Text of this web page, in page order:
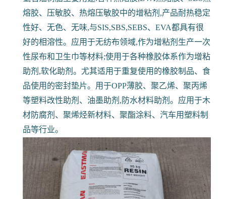
C5加氢石油树脂是以裂解碳五馏分为原料,由碳五组
分中的双烯烃和单烯烃等组分经阳离子聚合、水洗、
脱溶、汽提、氢化、造粒而成的热塑性水白色石油树
脂。属于高品质、多用途的水白色增粘树脂。碳五加
氢石油树脂主要用途:各种热熔胶,EVA热熔胶、SBS热
熔胶、压敏胶、热熔压敏胶中的增粘剂,产品耐热稳定
性好、无色、无味,与SIS,SBS,SEBS、EVA都具有很
好的相溶性。应用于无纺布领域,作为增粘剂生产一次
性尿布和卫生巾等材料;使用于各种橡胶体系作为增粘
助剂,软化助剂。尤其适用于重复使用的橡胶制品、食
品使用的密封垫片。用于OPP薄胶、聚乙烯、聚丙烯
等塑料改性助剂、油墨助剂,防水材料助剂。应用于木
材防腐剂、聚烯烃新材料、聚酯涂料、汽车用塑料制
品等行业。